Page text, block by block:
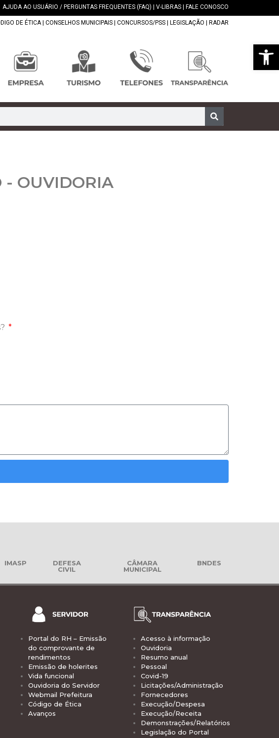
Abrir
AJUDA AO USUÁRIO / PERGUNTAS FREQUENTES (FAQ) V-LIBRAS FALE CONOSCO
DE ÉTICA| CONSELHOS MUNICIPAIS CONCURSOS/PSS LEGISLAÇÃO RADAR
- OUVIDORIA
IMASP
DEFESA
CIVIL
CÂMARA
MUNICIPAL
BNDES
Portal do RH – Emissão
do comprovante de
rendimentos
Emissão de holerites
Vida funcional
Ouvidoria do Servidor
Webmail Prefeitura
Código de Ética
Avanços
Acesso à informação
Ouvidoria
Resumo anual
Pessoal
Covid-19
Licitações/Administração
Fornecedores
Execução/Despesa
Execução/Receita
Demonstrações/Relatórios
Legislação do Portal